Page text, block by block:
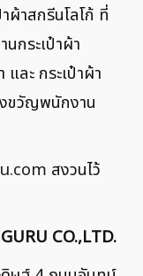
ผ้าสกรีนโลโก้ ที่
กระเป๋าผ้า
ละ กระเป๋าผ้า
ขวัญพนักงาน
สงวนไว้
CO.,LTD.